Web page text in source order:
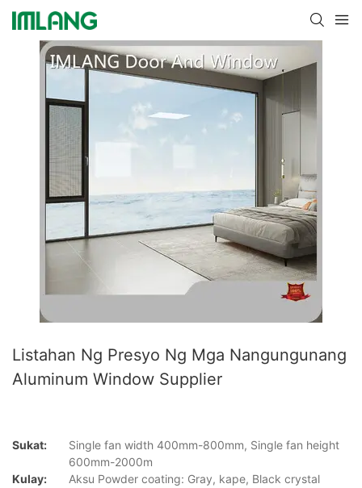
Listahan Ng Presyo Ng Mga Nangungunang
Aluminum Window Supplier
Sukat:
Single fan width 400mm-800mm, Single fan height
600mm-2000m
Kulay:
Aksu Powder coating: Gray, kape, Black crystal